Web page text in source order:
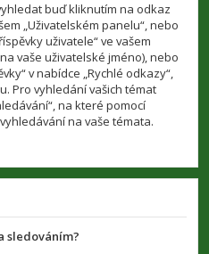
buď kliknutím na odkaz
„Uživatelském panelu“, nebo
uživatele“ ve vašem
vaše uživatelské jméno), nebo
v nabídce „Rychlé odkazy“,
Pro vyhledání vašich témat
na které pomocí
na vaše témata.
sledováním?